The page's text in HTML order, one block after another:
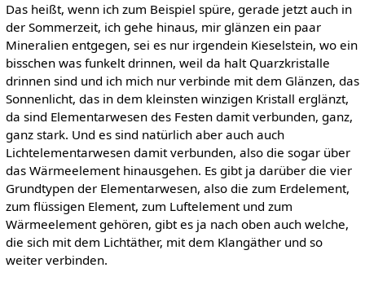
Das heißt, wenn ich zum Beispiel spüre, gerade jetzt auch in
der Sommerzeit, ich gehe hinaus, mir glänzen ein paar
Mineralien entgegen, sei es nur irgendein Kieselstein, wo ein
bisschen was funkelt drinnen, weil da halt Quarzkristalle
drinnen sind und ich mich nur verbinde mit dem Glänzen, das
Sonnenlicht, das in dem kleinsten winzigen Kristall erglänzt,
da sind Elementarwesen des Festen damit verbunden, ganz,
ganz stark. Und es sind natürlich aber auch auch
Lichtelementarwesen damit verbunden, also die sogar über
das Wärmeelement hinausgehen. Es gibt ja darüber die vier
Grundtypen der Elementarwesen, also die zum Erdelement,
zum flüssigen Element, zum Luftelement und zum
Wärmeelement gehören, gibt es ja nach oben auch welche,
die sich mit dem Lichtäther, mit dem Klangäther und so
weiter verbinden.